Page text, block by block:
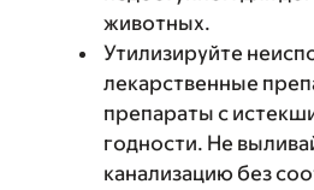
животных.
Утилизируйте
лекарственные
препараты с
годности. Не
канализацию без